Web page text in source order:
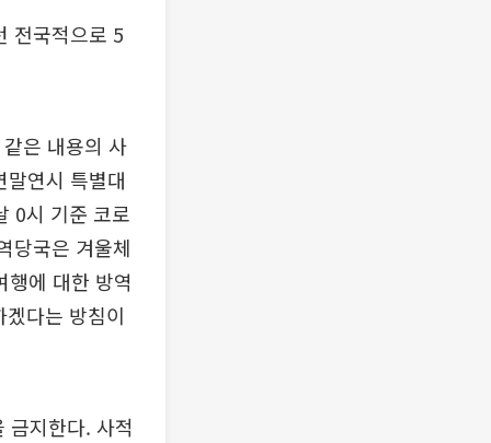
전국적으로 5
은 내용의 사
연시 특별대
0시 기준 코로
당국은 겨울체
행에 대한 방역
다는 방침이
금지한다. 사적